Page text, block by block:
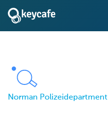
Norman Polizeidepartment